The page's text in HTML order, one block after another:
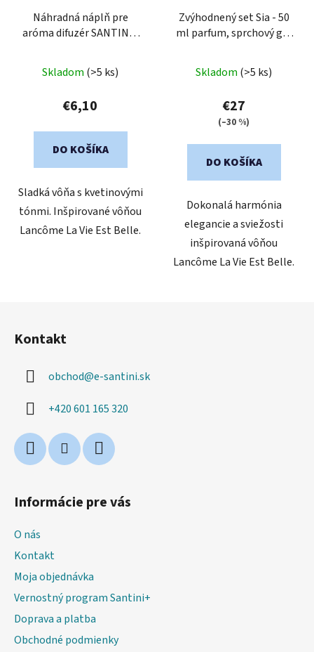
Náhradná náplň pre
aróma difuzér SANTINI -
Skladom (>5 ks)
€6,10
DO KOŠÍKA
Sladká vôňa s kvetinovými
tónmi. Inšpirované vôňou
Lancôme La Vie Est Belle.
Zvýhodnený set Sia - 50
ml parfum, sprchový gél
Skladom (>5 ks)
€27
(–30 %)
DO KOŠÍKA
Dokonalá harmónia
elegancie a sviežosti
inšpirovaná vôňou
Lancôme La Vie Est Belle.
Kontakt
obchod@e-santini.sk
+420 601 165 320
Informácie pre vás
O nás
Kontakt
Moja objednávka
Vernostný program Santini+
Doprava a platba
Obchodné podmienky